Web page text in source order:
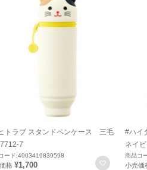
トラブ スタンドペンケース 三毛
7
ード:4903419839598
格 ¥1,700 お気に入
#ハイ
ネイ
商品コ
小売価